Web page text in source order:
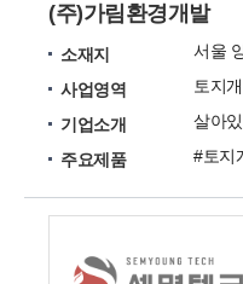
(주)가림환경개발
소재지
서울
사업영역
기업소개
주요제품